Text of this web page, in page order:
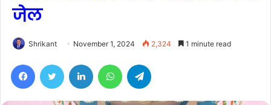
जेल
Shrikant November 1, 2024 2,324 1 minute read